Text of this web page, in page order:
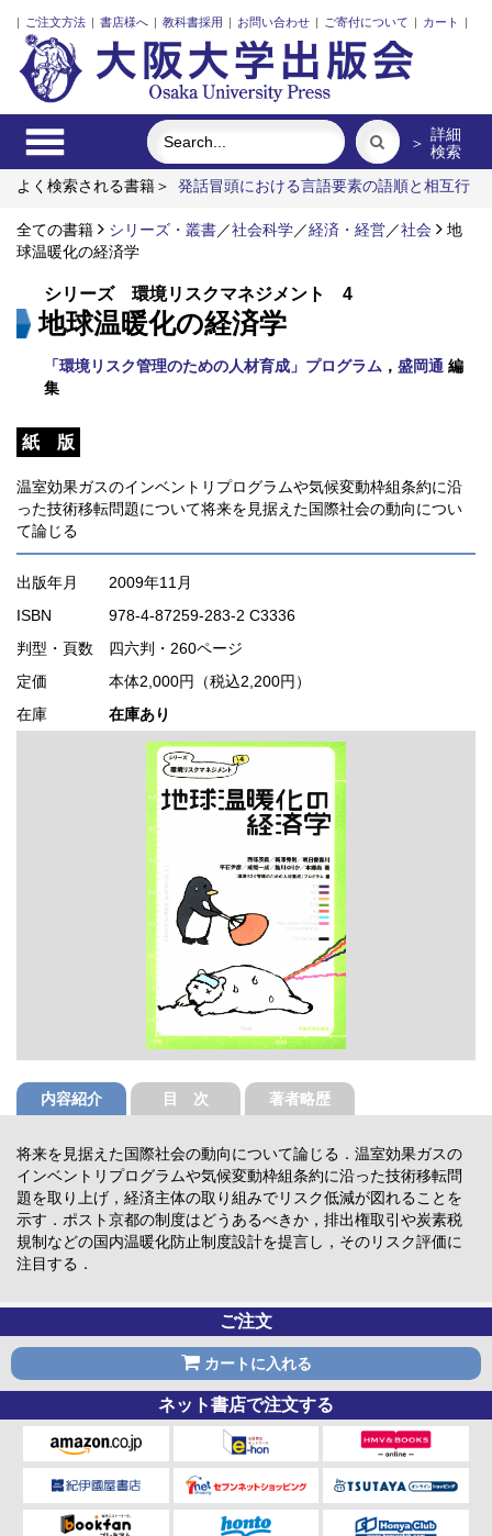
| ご注文方法 | 書店様へ | 教科書採用 | お問い合わせ | ご寄付について | カート |
＞ 詳細
検索
よく検索される書籍＞
発話冒頭における言語要素の語順と相互行
ラズマと粒子ビーム
固体高分子形燃料電池要素材料・水素貯蔵
材料の知的設計
全ての書籍 シリーズ・叢書／社会科学／経済・経営／社会
地
球温暖化の経済学
シリーズ 環境リスクマネジメント 4
地球温暖化の経済学
「環境リスク管理のための人材育成」プログラム ， 盛岡通 編
集
紙 版
温室効果ガスのインベントリプログラムや気候変動枠組条約に沿
った技術移転問題について将来を見据えた国際社会の動向につい
て論じる
出版年月
2009年11月
ISBN
978-4-87259-283-2 C3336
判型・頁数 四六判・260ページ
定価
本体2,000円（税込2,200円）
在庫
在庫あり
内容紹介 目 次 著者略歴
将来を見据えた国際社会の動向について論じる．温室効果ガスの
インベントリプログラムや気候変動枠組条約に沿った技術移転問
題を取り上げ，経済主体の取り組みでリスク低減が図れることを
示す．ポスト京都の制度はどうあるべきか，排出権取引や炭素税
規制などの国内温暖化防止制度設計を提言し，そのリスク評価に
注目する．
ご注文
カートに入れる
ネット書店で注文する